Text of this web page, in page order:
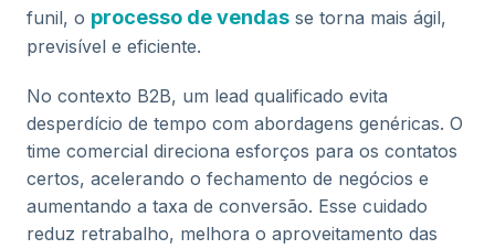
funil, o processo de vendas se torna mais ágil,
previsível e eficiente.
No contexto B2B, um lead qualificado evita
desperdício de tempo com abordagens genéricas. O
time comercial direciona esforços para os contatos
certos, acelerando o fechamento de negócios e
aumentando a taxa de conversão. Esse cuidado
reduz retrabalho, melhora o aproveitamento das